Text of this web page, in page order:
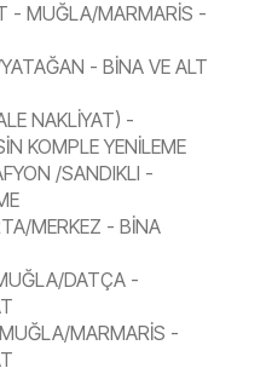
- MUĞLA/MARMARİS -
- BİNA VE ALT
NAKLİYAT) -
KOMPLE YENİLEME
/SANDIKLI -
MERKEZ - BİNA
DATÇA -
MARMARİS -